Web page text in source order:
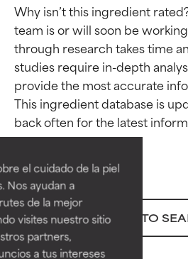
el cuidado de la piel
Nos ayudan a
de la mejor
visites nuestro sitio
partners,
a tus intereses
Why isn’t this ingredient
team is or will soon be
through research takes time
studies require in-depth
provide the most accurate
This ingredient database is
BACK TO
Calificaciones
ingredientes
EXCELENTE
Ingrediente
beneficios reales para
Calificaciones
ingredientes
EXCELENTE
Ingrediente
beneficios reales para